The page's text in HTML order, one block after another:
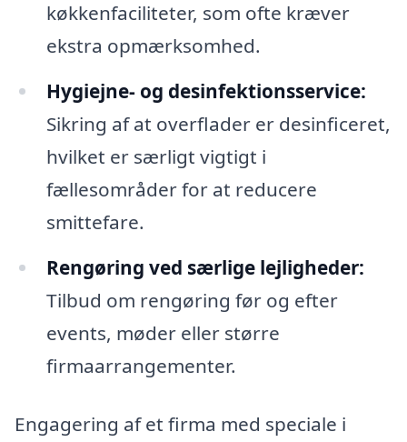
køkkenfaciliteter, som ofte kræver
ekstra opmærksomhed.
Hygiejne- og desinfektionsservice:
Sikring af at overflader er desinficeret,
hvilket er særligt vigtigt i
fællesområder for at reducere
smittefare.
Rengøring ved særlige lejligheder:
Tilbud om rengøring før og efter
events, møder eller større
firmaarrangementer.
Engagering af et firma med speciale i